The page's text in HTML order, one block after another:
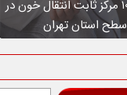
فعالیت ۱۰ مرکز ثابت انتقال خون در
سطح استان تهران